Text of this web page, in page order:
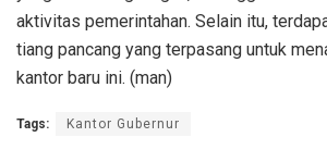
aktivitas pemerintahan. Selain itu,
tiang pancang yang terpasang untuk
kantor baru ini. (man)
Tags: Kantor Gubernur